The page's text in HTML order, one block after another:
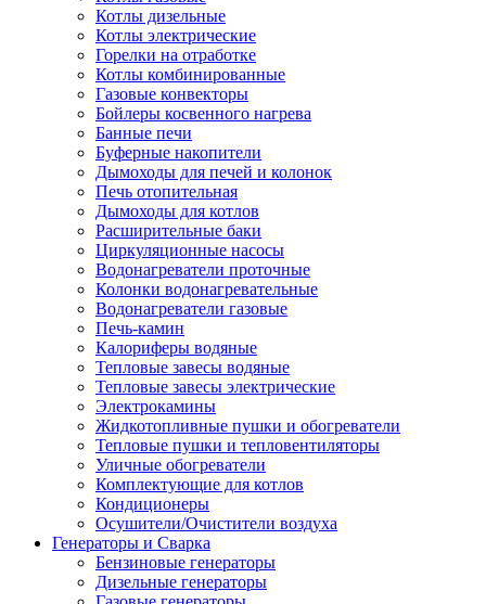
Котлы дизельные
Котлы электрические
Горелки на отработке
Котлы комбинированные
Газовые конвекторы
Бойлеры косвенного нагрева
Банные печи
Буферные накопители
Дымоходы для печей и колонок
Печь отопительная
Дымоходы для котлов
Расширительные баки
Циркуляционные насосы
Водонагреватели проточные
Колонки водонагревательные
Водонагреватели газовые
Печь-камин
Калориферы водяные
Тепловые завесы водяные
Тепловые завесы электрические
Электрокамины
Жидкотопливные пушки и обогреватели
Тепловые пушки и тепловентиляторы
Уличные обогреватели
Комплектующие для котлов
Кондиционеры
Осушители/Очистители воздуха
Генераторы и Сварка
Бензиновые генераторы
Дизельные генераторы